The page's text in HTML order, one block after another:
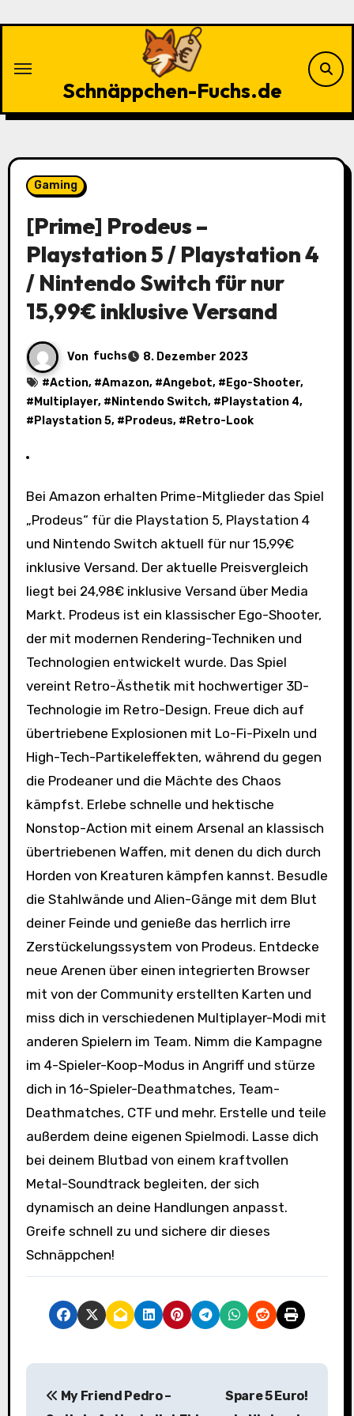
Schnäppchen-Fuchs.de
Gaming
[Prime] Prodeus –
Playstation 5 / Playstation 4
/ Nintendo Switch für nur
15,99€ inklusive Versand
Von fuchs
8. Dezember 2023
#Action, #Amazon, #Angebot, # Ego-Shooter,
# Multiplayer, # Nintendo Switch, # Playstation 4,
# Playstation 5, # Prodeus, # Retro-Look
Bei Amazon erhalten Prime-Mitglieder das Spiel
„Prodeus“ für die Playstation 5, Playstation 4
und Nintendo Switch aktuell für nur 15,99€
inklusive Versand. Der aktuelle Preisvergleich
liegt bei 24,98€ inklusive Versand über Media
Markt. Prodeus ist ein klassischer Ego-Shooter,
der mit modernen Rendering-Techniken und
Technologien entwickelt wurde. Das Spiel
vereint Retro-Ästhetik mit hochwertiger 3D-
Technologie im Retro-Design. Freue dich auf
übertriebene Explosionen mit Lo-Fi-Pixeln und
High-Tech-Partikeleffekten, während du gegen
die Prodeaner und die Mächte des Chaos
kämpfst. Erlebe schnelle und hektische
Nonstop-Action mit einem Arsenal an klassisch
übertriebenen Waffen, mit denen du dich durch
Horden von Kreaturen kämpfen kannst. Besudle
die Stahlwände und Alien-Gänge mit dem Blut
deiner Feinde und genieße das herrlich irre
Zerstückelungssystem von Prodeus. Entdecke
neue Arenen über einen integrierten Browser
mit von der Community erstellten Karten und
miss dich in verschiedenen Multiplayer-Modi mit
anderen Spielern im Team. Nimm die Kampagne
im 4-Spieler-Koop-Modus in Angriff und stürze
dich in 16-Spieler-Deathmatches, Team-
Deathmatches, CTF und mehr. Erstelle und teile
außerdem deine eigenen Spielmodi. Lasse dich
bei deinem Blutbad von einem kraftvollen
Metal-Soundtrack begleiten, der sich
dynamisch an deine Handlungen anpasst.
Greife schnell zu und sichere dir dieses
Schnäppchen!
B
My Friend Pedro –
Spare 5 Euro!